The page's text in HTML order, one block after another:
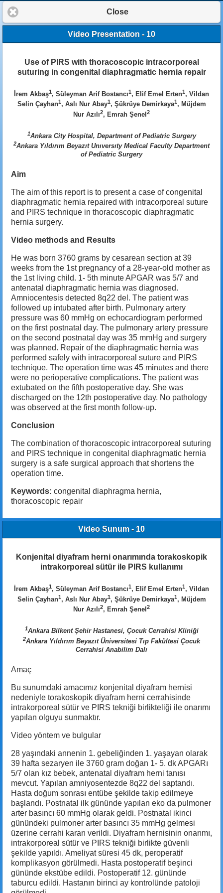
Close
Video Presentation - 10
Use of PIRS with thoracoscopic intracorporeal
suturing in congenital diaphragmatic hernia repair
İrem Akbaş1, Süleyman Arif Bostancı1, Elif Emel Erten1, Vildan
Selin Çayhan1, Aslı Nur Abay1, Şükrüye Demirkaya1, Müjdem
Nur Azılı2, Emrah Şenel 2
1Ankara City Hospital, Department of Pediatric Surgery
2Ankara Yıldırım Beyazıt Unıversıty Medical Faculty Department
of Pediatric Surgery
Aim
The aim of this report is to present a case of congenital
diaphragmatic hernia repaired with intracorporeal suture
and PIRS technique in thoracoscopic diaphragmatic
hernia surgery.
Video methods and Results
He was born 3760 grams by cesarean section at 39
weeks from the 1st pregnancy of a 28-year-old mother as
the 1st living child. 1- 5th minute APGAR was 5/7 and
antenatal diaphragmatic hernia was diagnosed.
Amniocentesis detected 8q22 del. The patient was
followed up intubated after birth. Pulmonary artery
pressure was 60 mmHg on echocardiogram performed
on the first postnatal day. The pulmonary artery pressure
on the second postnatal day was 35 mmHg and surgery
was planned. Repair of the diaphragmatic hernia was
performed safely with intracorporeal suture and PIRS
technique. The operation time was 45 minutes and there
were no perioperative complications. The patient was
extubated on the fifth postoperative day. She was
discharged on the 12th postoperative day. No pathology
was observed at the first month follow-up.
Conclusion
The combination of thoracoscopic intracorporeal suturing
and PIRS technique in congenital diaphragmatic hernia
surgery is a safe surgical approach that shortens the
operation time.
Keywords: congenital diaphragma hernia,
thoracoscopic repair
Video Sunum - 10
Konjenital diyafram herni onarımında torakoskopik
intrakorporeal sütür ile PIRS kullanımı
İrem Akbaş1, Süleyman Arif Bostancı1, Elif Emel Erten1, Vildan
Selin Çayhan1, Aslı Nur Abay1, Şükrüye Demirkaya1, Müjdem
Nur Azılı2, Emrah Şenel 2
1Ankara Bilkent Şehir Hastanesi, Çocuk Cerrahisi Kliniği
2Ankara Yıldırım Beyazıt Üniversitesi Tıp Fakültesi Çocuk
Cerrahisi Anabilim Dalı
Amaç
Bu sunumdaki amacımız konjenital diyafram hernisi
nedeniyle torakoskopik diyafram herni cerrahisinde
intrakorporeal sütür ve PIRS tekniği birlikteliği ile onarımı
yapılan olguyu sunmaktır.
Video yöntem ve bulgular
28 yaşındaki annenin 1. gebeliğinden 1. yaşayan olarak
39 hafta sezaryen ile 3760 gram doğan 1- 5. dk APGARı
5/7 olan kız bebek, antenatal diyafram herni tanısı
mevcut. Yapılan amniyosentezde 8q22 del saptandı.
Hasta doğum sonrası entübe şekilde takip edilmeye
başlandı. Postnatal ilk gününde yapılan eko da pulmoner
arter basıncı 60 mmHg olarak geldi. Postnatal ikinci
günündeki pulmoner arter basıncı 35 mmHg gelmesi
üzerine cerrahi kararı verildi. Diyafram hernisinin onarımı,
intrakorporeal sütür ve PIRS tekniği birlikte güvenli
şekilde yapıldı. Ameliyat süresi 45 dk, peroperatif
komplikasyon görülmedi. Hasta postoperatif beşinci
gününde ekstübe edildi. Postoperatif 12. gününde
taburcu edildi. Hastanın birinci ay kontrolünde patoloji